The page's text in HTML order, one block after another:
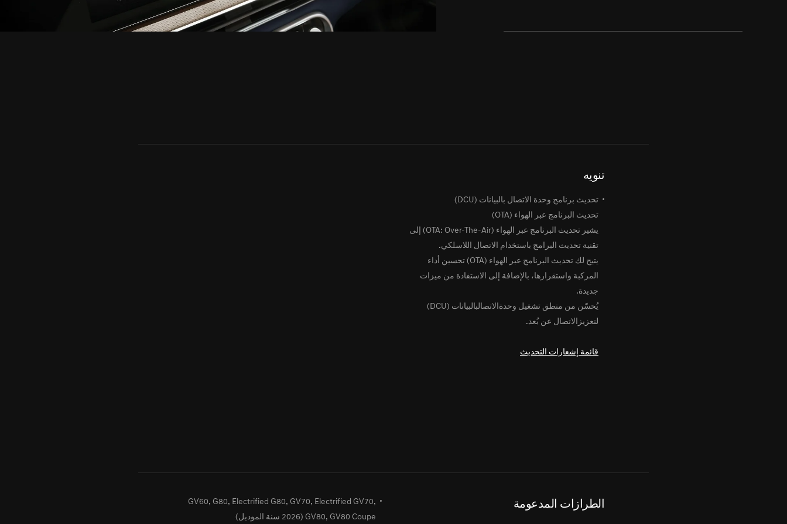
تنويه
تحديث برنامج وحدة الاتصال بالبيانات (DCU)
تحديث البرنامج عبر الهواء (OTA)
يشير تحديث البرنامج عبر الهواء (OTA: ‎Over-The-Air‎) إلى
تقنية تحديث البرامج باستخدام الاتصال اللاسلكي.
يتيح لك تحديث البرنامج عبر الهواء (OTA) تحسين أداء
المركبة واستقرارها، بالإضافة إلى الاستفادة من ميزات
جديدة.
يُحسّن من منطق تشغيل وحدةالاتصالبالبيانات (DCU)
لتعزيزالاتصال عن بُعد.
قائمة إشعارات التحديث
الطرازات المدعومة
GV60, G80, Electrified G80, GV70, Electrified GV70,
GV80, GV80 Coupe (2026 سنة الموديل)